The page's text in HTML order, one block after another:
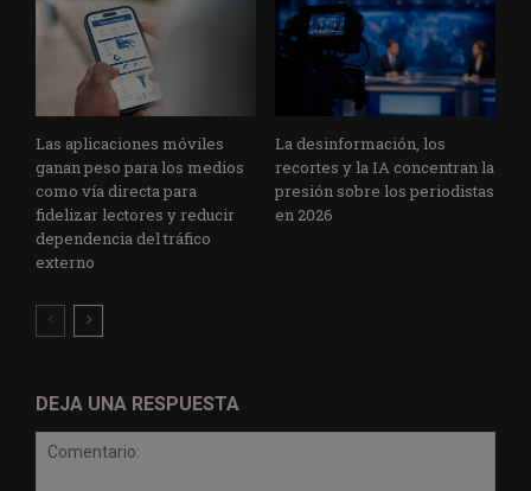
Las aplicaciones móviles
ganan peso para los medios
como vía directa para
fidelizar lectores y reducir
dependencia del tráfico
externo
La desinformación, los
recortes y la IA concentran la
presión sobre los periodistas
en 2026
DEJA UNA RESPUESTA